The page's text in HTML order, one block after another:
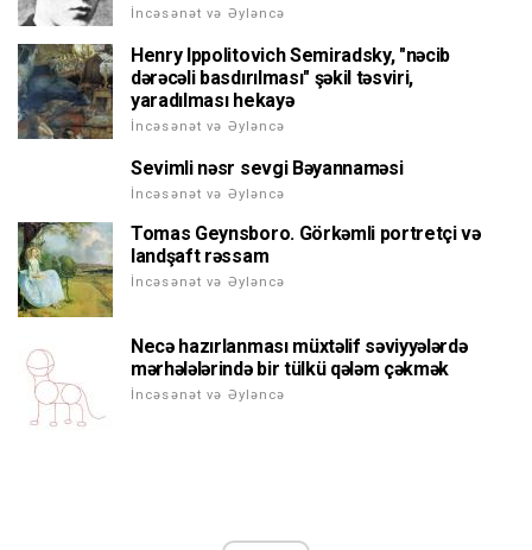
İncəsənət və Əyləncə
Henry Ippolitovich Semiradsky, "nəcib
dərəcəli basdırılması" şəkil təsviri,
yaradılması hekayə
İncəsənət və Əyləncə
Sevimli nəsr sevgi Bəyannaməsi
İncəsənət və Əyləncə
Tomas Geynsboro. Görkəmli portretçi və
landşaft rəssam
İncəsənət və Əyləncə
Necə hazırlanması müxtəlif səviyyələrdə
mərhələlərində bir tülkü qələm çəkmək
İncəsənət və Əyləncə